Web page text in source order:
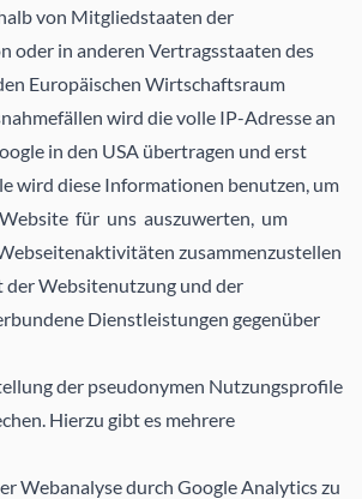
von Mitgliedstaaten der
oder in anderen Vertragsstaaten des
Europäischen Wirtschaftsraum
wird die volle IP-Adresse an
in den USA übertragen und erst
wird diese Informationen benutzen, um
für uns auszuwerten, um
zusammenzustellen
der Websitenutzung und der
Dienstleistungen gegenüber
der pseudonymen Nutzungsprofile
Hierzu gibt es mehrere
Webanalyse durch Google Analytics zu